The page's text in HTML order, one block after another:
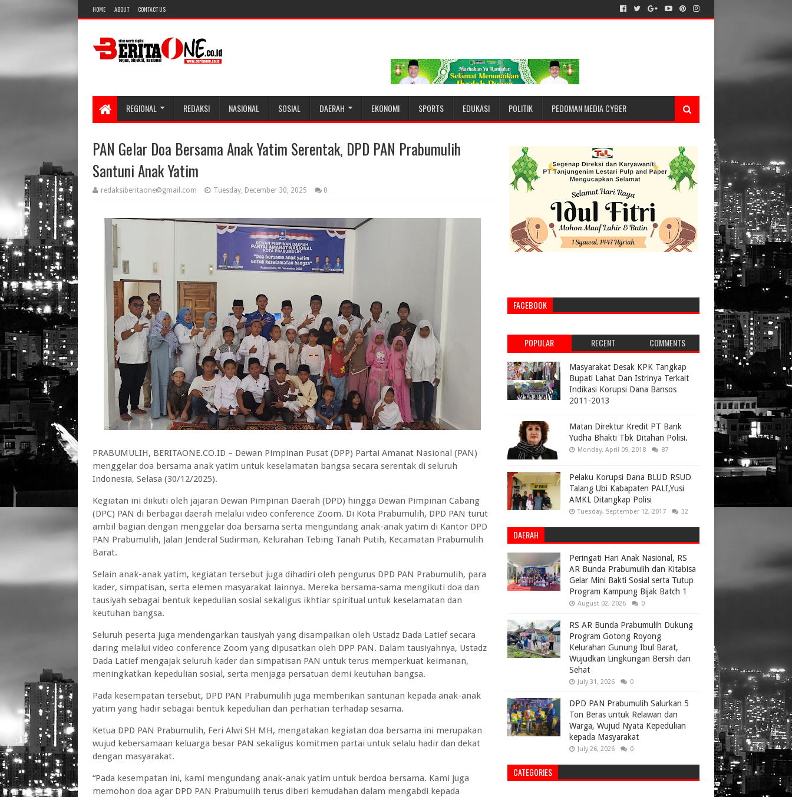
HOME ABOUT CONTACT US
REGIONAL REDAKSI NASIONAL SOSIAL DAERAH EKONOMI SPORTS EDUKASI POLITIK PEDOMAN MEDIA CYBER
PAN Gelar Doa Bersama Anak Yatim Serentak, DPD PAN Prabumulih
Santuni Anak Yatim
redaksiberitaone@gmail.com Tuesday, December 30, 2025 0
PRABUMULIH, BERITAONE.CO.ID – Dewan Pimpinan Pusat (DPP) Partai Amanat Nasional (PAN)
menggelar doa bersama anak yatim untuk keselamatan bangsa secara serentak di seluruh
Indonesia, Selasa (30/12/2025).
Kegiatan ini diikuti oleh jajaran Dewan Pimpinan Daerah (DPD) hingga Dewan Pimpinan Cabang
(DPC) PAN di berbagai daerah melalui video conference Zoom. Di Kota Prabumulih, DPD PAN turut
ambil bagian dengan menggelar doa bersama serta mengundang anak-anak yatim di Kantor DPD
PAN Prabumulih, Jalan Jenderal Sudirman, Kelurahan Tebing Tanah Putih, Kecamatan Prabumulih
Barat.
Selain anak-anak yatim, kegiatan tersebut juga dihadiri oleh pengurus DPD PAN Prabumulih, para
kader, simpatisan, serta elemen masyarakat lainnya. Mereka bersama-sama mengikuti doa dan
tausiyah sebagai bentuk kepedulian sosial sekaligus ikhtiar spiritual untuk keselamatan dan
keutuhan bangsa.
Seluruh peserta juga mendengarkan tausiyah yang disampaikan oleh Ustadz Dada Latief secara
daring melalui video conference Zoom yang dipusatkan oleh DPP PAN. Dalam tausiyahnya, Ustadz
Dada Latief mengajak seluruh kader dan simpatisan PAN untuk terus memperkuat keimanan,
meningkatkan kepedulian sosial, serta menjaga persatuan demi keutuhan bangsa.
Pada kesempatan tersebut, DPD PAN Prabumulih juga memberikan santunan kepada anak-anak
yatim yang hadir sebagai bentuk kepedulian dan perhatian terhadap sesama.
Ketua DPD PAN Prabumulih, Feri Alwi SH MH, mengatakan kegiatan doa bersama ini merupakan
wujud kebersamaan keluarga besar PAN sekaligus komitmen partai untuk selalu hadir dan dekat
dengan masyarakat.
“Pada kesempatan ini, kami mengundang anak-anak yatim untuk berdoa bersama. Kami juga
memohon doa agar DPD PAN Prabumulih terus diberi kemudahan dalam mengabdi kepada
FACEBOOK
POPULAR RECENT COMMENTS
Masyarakat Desak KPK Tangkap
Bupati Lahat Dan Istrinya Terkait
Indikasi Korupsi Dana Bansos
2011-2013
Matan Direktur Kredit PT Bank
Yudha Bhakti Tbk Ditahan Polisi.
Monday, April 09, 2018 87
Pelaku Korupsi Dana BLUD RSUD
Talang Ubi Kabapaten PALI,Yusi
AMKL Ditangkap Polisi
Tuesday, September 12, 2017 32
DAERAH
Peringati Hari Anak Nasional, RS
AR Bunda Prabumulih dan Kitabisa
Gelar Mini Bakti Sosial serta Tutup
Program Kampung Bijak Batch 1
August 02, 2026 0
RS AR Bunda Prabumulih Dukung
Program Gotong Royong
Kelurahan Gunung Ibul Barat,
Wujudkan Lingkungan Bersih dan
Sehat
July 31, 2026 0
DPD PAN Prabumulih Salurkan 5
Ton Beras untuk Relawan dan
Warga, Wujud Nyata Kepedulian
kepada Masyarakat
July 26, 2026 0
CATEGORIES